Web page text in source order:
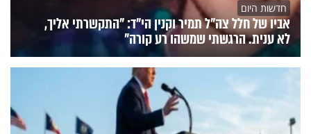
חדשות היום
אביו של חלל צה"ל תמיר וקנין הי"ד: "התקשרתי אליך,
לא ענית. הרגשתי שמשהו רע קורה"